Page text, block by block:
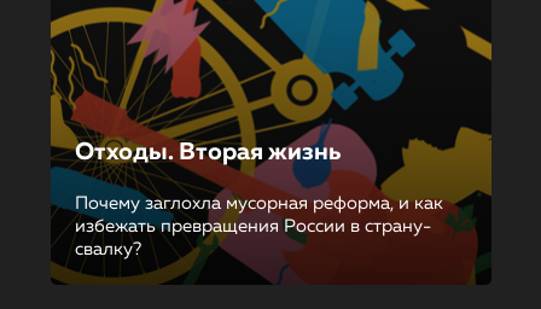
Отходы. Вторая жизнь
Почему заглохла мусорная реформа, и как
избежать превращения России в страну-
свалку?